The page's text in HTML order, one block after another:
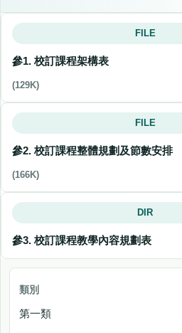
FILE
參1. 校訂課程架構表
(129K)
FILE
參2. 校訂課程整體規劃及節數安排
(166K)
DIR
參3. 校訂課程教學內容規劃表
類別
年
第一類